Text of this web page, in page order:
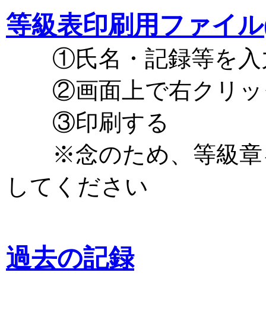
等級表印刷用ファイ
①氏名・記録等を入
②画面上で右クリッ
③印刷する
※念のため、等級章
してください
過去の記録